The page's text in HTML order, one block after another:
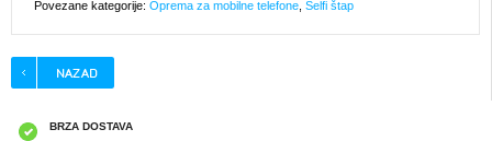
Povezane kategorije: Oprema za mobilne telefone Selfi štap
BRZA DOSTAVA